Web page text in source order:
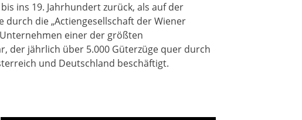
ins 19. Jahrhundert zurück, als auf der
die „Actiengesellschaft der Wiener
einer der größten
der jährlich über 5.000 Güterzüge quer durch
und Deutschland beschäftigt.